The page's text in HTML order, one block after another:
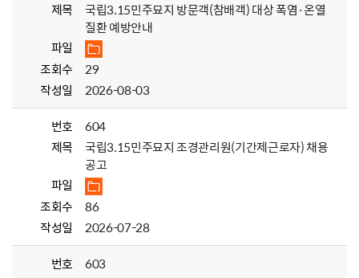
제목
국립3.15민주묘지 방문객(참배객) 대상 폭염·온열
질환 예방안내
파일
조회수
29
작성일
2026-08-03
번호
604
제목
국립3.15민주묘지 조경관리원(기간제근로자) 채용
공고
파일
조회수
86
작성일
2026-07-28
번호
603